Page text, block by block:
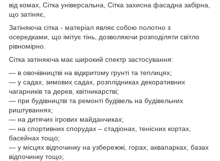
від комах, Сітка універсальна, Сітка захисна фасадна забірна,
що затіняє,
Затіняюча сітка - матеріал являє собою полотно з
осередками, що імітує тінь, дозволяючи розподіляти світло
рівномірно.
Сітка затіняюча має широкий спектр застосування:
― в овочівництві на відкритому грунті та теплицях;
― у садах, зимових садах, розплідниках декоративних
чагарників та дерев, квітникарстві;
― при будівництві та ремонті будівель на будівельних
риштуваннях;
― на дитячих ігрових майданчиках;
― на спортивних спорудах – стадіонах, тенісних кортах,
басейнах тощо;
― у місцях відпочинку на узбережжі, горах, аквапарках, базах
відпочинку тощо;